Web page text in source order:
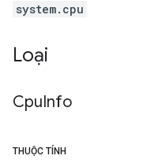
system.cpu
Loại
CpuInfo
THUỘC TÍNH